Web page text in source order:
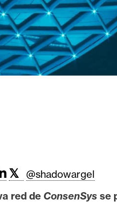
𝕏 @shadowargel
red de ConsenSys se